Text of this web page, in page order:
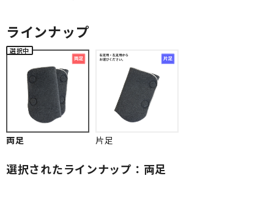
ラインナップ
両足 片足
選択されたラインナップ：両足